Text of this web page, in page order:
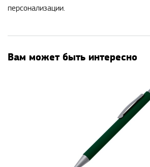
персонализации.
Вам может быть интересно